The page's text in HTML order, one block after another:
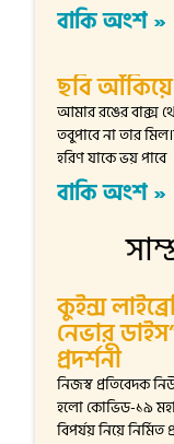
বাকি অংশ »
ছবি আঁকিয়ে
আমার রঙের বাক্স
তবুপাবে না তার
হরিণ যাকে ভয় পাবে
বাকি অংশ »
কুইন্স
নেভার
প্রদর্শনী
নিজস্ব প্রতিবেদক
হলো কোভিড-১৯
বিপর্যয় নিয়ে নির্মিত